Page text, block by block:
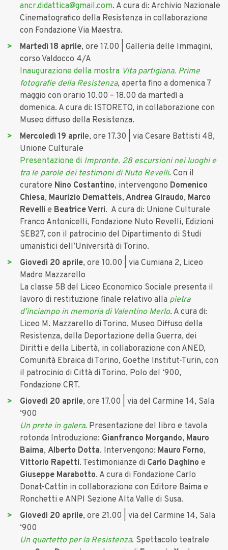
ancr.didattica@gmail.com. A cura di: Archivio Nazionale
Cinematografico della Resistenza in collaborazione
con Fondazione Via Maestra.
Martedì 18 aprile, ore 17.00 | Galleria delle Immagini,
corso Valdocco 4/A
Inaugurazione della mostra Vita partigiana. Prime
fotografie della Resistenza, aperta fino a domenica 7
maggio con orario 10.00 – 18.00 da martedì a
domenica. A cura di: ISTORETO, in collaborazione con
Museo diffuso della Resistenza.
Mercoledì 19 aprile, ore 17.30 | via Cesare Battisti 4B,
Unione Culturale
Presentazione di Impronte. 28 escursioni nei luoghi e
tra le parole dei testimoni di Nuto Revelli. Con il
curatore Nino Costantino, intervengono Domenico
Chiesa, Maurizio Dematteis, Andrea Giraudo, Marco
Revelli e Beatrice Verri. A cura di: Unione Culturale
Franco Antonicelli, Fondazione Nuto Revelli, Edizioni
SEB27, con il patrocinio del Dipartimento di Studi
umanistici dell’Università di Torino.
Giovedì 20 aprile, ore 10.00 | via Cumiana 2, Liceo
Madre Mazzarello
La classe 5B del Liceo Economico Sociale presenta il
lavoro di restituzione finale relativo alla pietra
d’inciampo in memoria di Valentino Merlo. A cura di:
Liceo M. Mazzarello di Torino, Museo Diffuso della
Resistenza, della Deportazione della Guerra, dei
Diritti e della Libertà, in collaborazione con ANED,
Comunità Ebraica di Torino, Goethe Institut-Turin, con
il patrocinio di Città di Torino, Polo del ‘900,
Fondazione CRT.
Giovedì 20 aprile, ore 17.00 | via del Carmine 14, Sala
‘900
Un prete in galera. Presentazione del libro e tavola
rotonda Introduzione: Gianfranco Morgando, Mauro
Baima, Alberto Dotta. Intervengono: Mauro Forno,
Vittorio Rapetti. Testimonianze di Carlo Daghino e
Giuseppe Marabotto. A cura di Fondazione Carlo
Donat-Cattin in collaborazione con Editore Baima e
Ronchetti e ANPI Sezione Alta Valle di Susa.
Giovedì 20 aprile, ore 21.00 | via del Carmine 14, Sala
‘900
Un quartetto per la Resistenza. Spettacolo teatrale